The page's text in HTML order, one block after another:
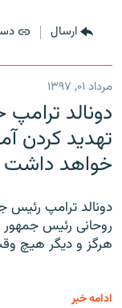
ارسال
مرداد ۰۱, ۱۳۹۷
دونالد
تهدید کردن
خواهد داشت
دونالد ترامپ رئیس
روحانی رئیس جمهور
هرگز و دیگر هیچ
ادامه خبر